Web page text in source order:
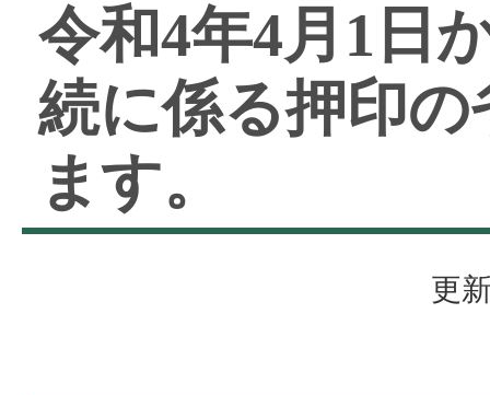
令和4年4月1日
続に係る押印
ます。
更